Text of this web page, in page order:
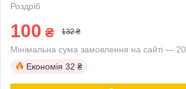
Роздріб
100 ₴ 132 ₴
Мінімальна сума замовлення на сайті —
Економія 32 ₴